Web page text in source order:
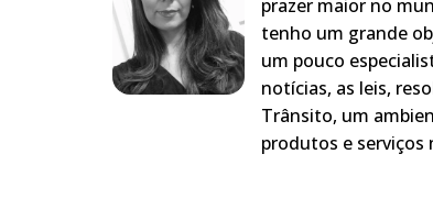
prazer maior no
tenho um grande
um pouco
notícias, as leis,
Trânsito, um
produtos e serviços